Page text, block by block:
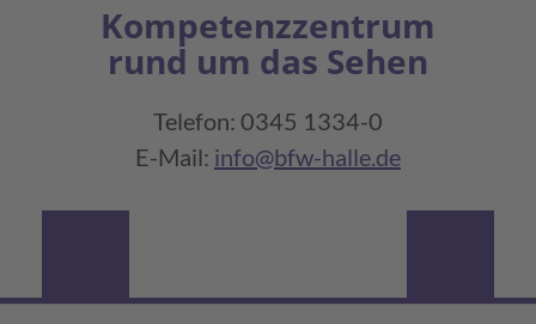
Telefon: 0345 1334-0
E-Mail: info@bfw-halle.de
Kompetenzzentrum
rund um das Sehen